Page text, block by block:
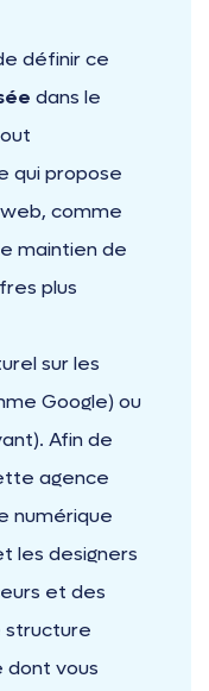
définir ce
dans le
qui propose
comme
maintien de
plus
sur les
Google) ou
Afin de
agence
numérique
les designers
et des
structure
dont vous